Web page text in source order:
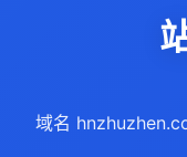
域名